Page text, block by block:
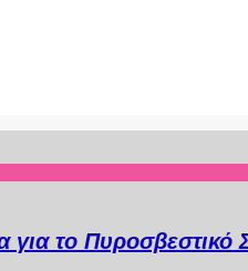
για το Πυροσβεστικό